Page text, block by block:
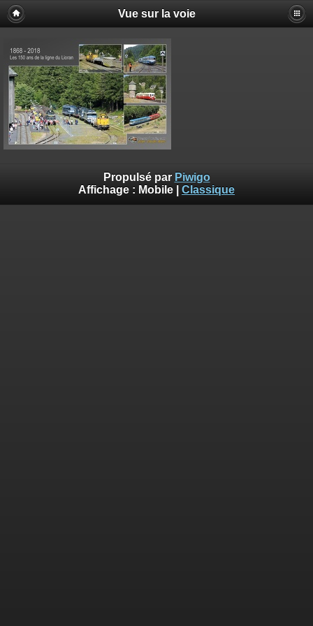
Vue sur la voie
Propulsé par Piwigo
Affichage : Mobile Classique